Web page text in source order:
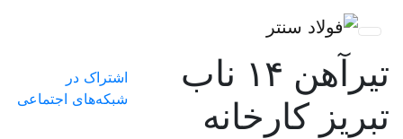
تیرآهن ۱۴ ناب
تبریز کارخانه
اشتراک در
شبکه‌های اجتماعی